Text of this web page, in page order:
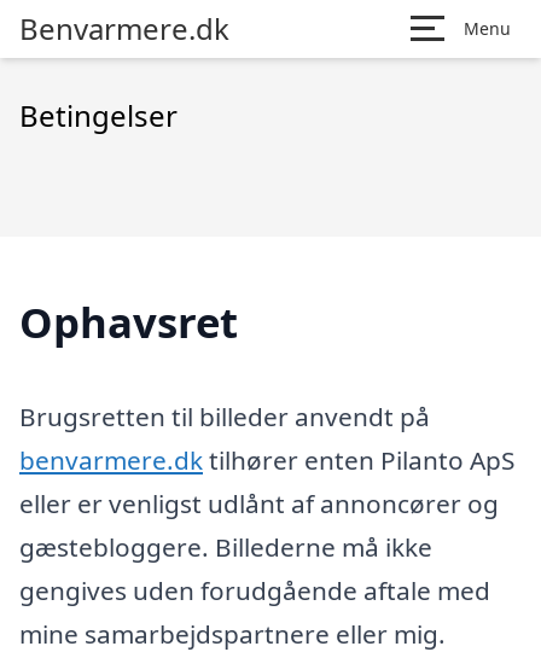
Benvarmere.dk Menu
Betingelser
Ophavsret
Brugsretten til billeder anvendt på
benvarmere.dktilhører enten Pilanto ApS
eller er venligst udlånt af annoncører og
gæstebloggere. Billederne må ikke
gengives uden forudgående aftale med
mine samarbejdspartnere eller mig.